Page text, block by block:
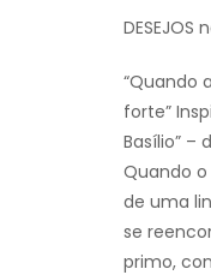
DESEJOS
“Quando
forte”
Basílio” –
Quando
de uma
se
primo,